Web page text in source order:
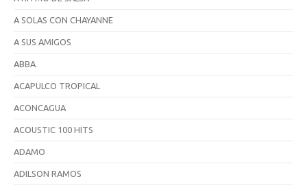
A SOLAS CON CHAYANNE
A SUS AMIGOS
ABBA
ACAPULCO TROPICAL
ACONCAGUA
ACOUSTIC 100 HITS
ADAMO
ADILSON RAMOS